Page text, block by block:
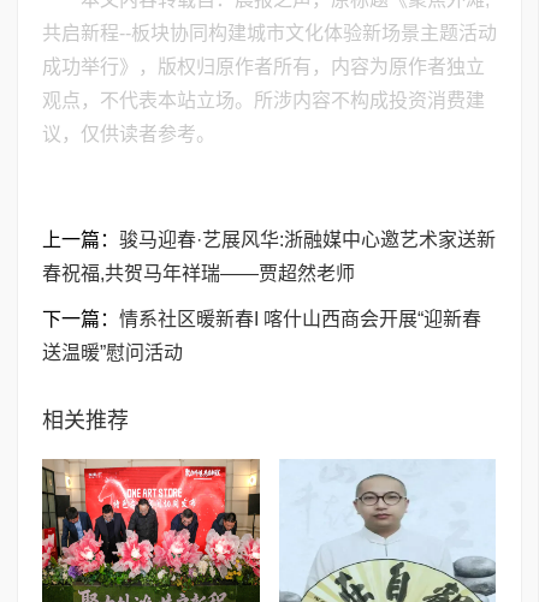
共启新程--板块协同构建城市文化体验新场景主题活动
成功举行》，版权归原作者所有，内容为原作者独立
观点，不代表本站立场。所涉内容不构成投资消费建
议，仅供读者参考。
上一篇： 骏马迎春·艺展风华:浙融媒中心邀艺术家送新
春祝福,共贺马年祥瑞——贾超然老师
下一篇： 情系社区暖新春I 喀什山西商会开展“迎新春
送温暖”慰问活动
相关推荐